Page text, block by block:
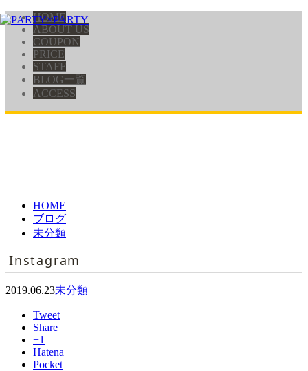
HOME
ABOUT US
COUPON
PRICE
STAFF
BLOG一覧
ACCESS
HOME
ブログ
未分類
Instagram
2019.06.23未分類
Tweet
Share
+1
Hatena
Pocket